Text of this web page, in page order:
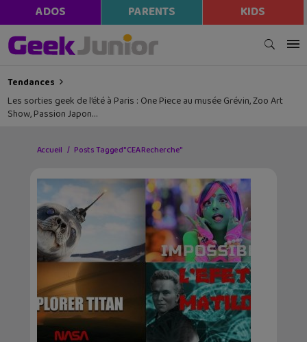
ADOS PARENTS KIDS
Tendances
Les sorties geek de l’été à Paris : One Piece au musée Grévin, Zoo Art
Show, Passion Japon…
Accueil Posts Tagged "CEA Recherche"